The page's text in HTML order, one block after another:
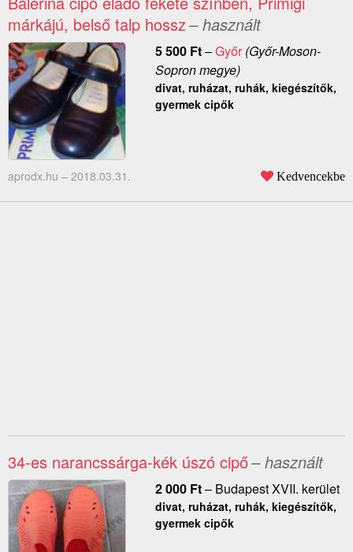
márkájú, belső talp hossz– használt
5 500 Ft–Győr(Győr-Moson-
Sopron megye)
divat, ruházat, ruhák, kiegészítők,
gyermek cipők
aprodx.hu – 2018.03.31. Kedvencekbe
34-es narancssárga-kék úszó cipő– használt
2 000 Ft– Budapest XVII. kerület
divat, ruházat, ruhák, kiegészítők,
gyermek cipők